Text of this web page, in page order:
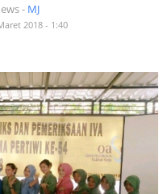
- MJ
2018 - 1:40